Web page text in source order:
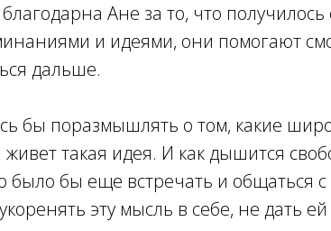
Ане за то, что получилось
и идеями, они помогают
дальше.
бы поразмышлять о том, какие
живет такая идея. И как дышится
было бы еще встречать и общаться с
эту мысль в себе, не дать